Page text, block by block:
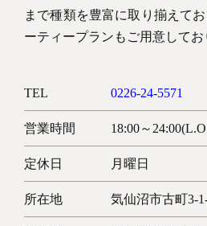
まで種類を豊富に取り揃えて
ーティープランもご用意してお
TEL 0226-24-5571
営業時間 18:00～
定休日 月曜日
所在地 気仙沼市古町3-